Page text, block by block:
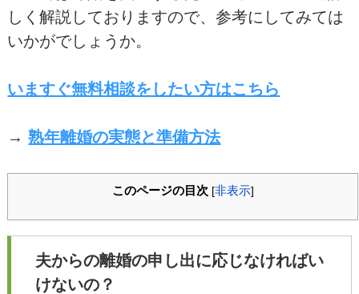
しく解説しておりますので、参考にしてみては
いかがでしょうか。
いますぐ無料相談をしたい方はこちら
→熟年離婚の実態と準備方法
このページの目次 [非表示]
夫からの離婚の申し出に応じなければい
けないの？